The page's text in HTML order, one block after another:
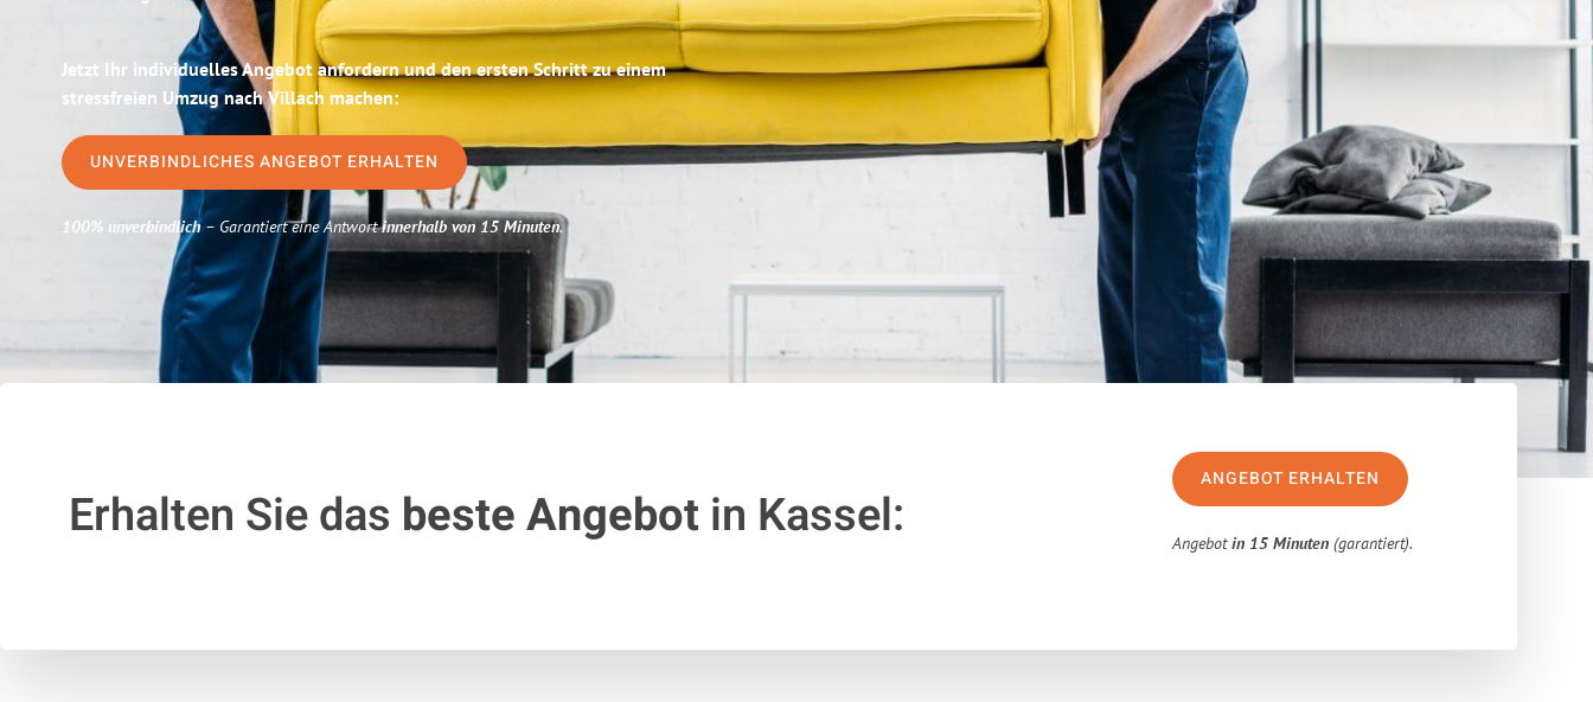
Jetzt Ihr individuelles Angebot anfordern und den ersten Schritt zu einem
stressfreien Umzug nach Villach machen:
UNVERBINDLICHES ANGEBOT ERHALTEN
100% unverbindlich– Garantiert eine Antwortinnerhalb von 15 Minuten.
Erhalten Sie das beste Angebotin Kassel:
ANGEBOT ERHALTEN
Angebotin 15 Minuten (garantiert).